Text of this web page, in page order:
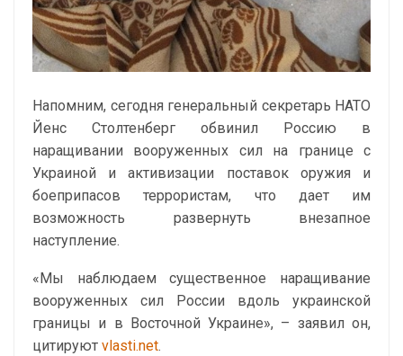
Напомним, сегодня генеральный секретарь НАТО
Йенс Столтенберг обвинил Россию в
наращивании вооруженных сил на границе с
Украиной и активизации поставок оружия и
боеприпасов террористам, что дает им
возможность развернуть внезапное
наступление.
«Мы наблюдаем существенное наращивание
вооруженных сил России вдоль украинской
границы и в Восточной Украине», – заявил он,
цитируют vlasti.net.